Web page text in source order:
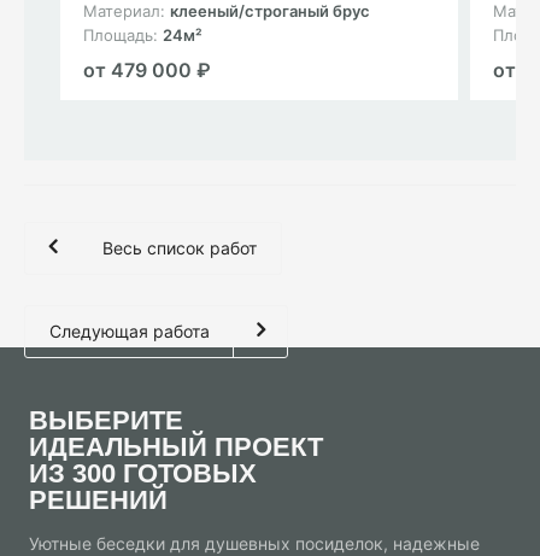
Материал: клееный/строганый брус
Площадь: 24м²
от 479 000 ₽ от
Весь список работ
Следующая работа
ВЫБЕРИТЕ
ИДЕАЛЬНЫЙ ПРОЕКТ
ИЗ 300 ГОТОВЫХ
РЕШЕНИЙ
Уютные беседки для душевных посиделок, надежные